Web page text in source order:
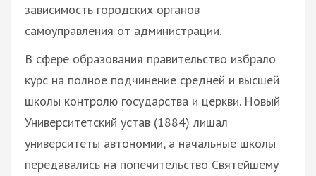
зависимость городских органов
самоуправления от администрации.
В сфере образования правительство избрало
курс на полное подчинение средней и высшей
школы контролю государства и церкви. Новый
Университетский устав (1884) лишал
университеты автономии, а начальные школы
передавались на попечительство Святейшему